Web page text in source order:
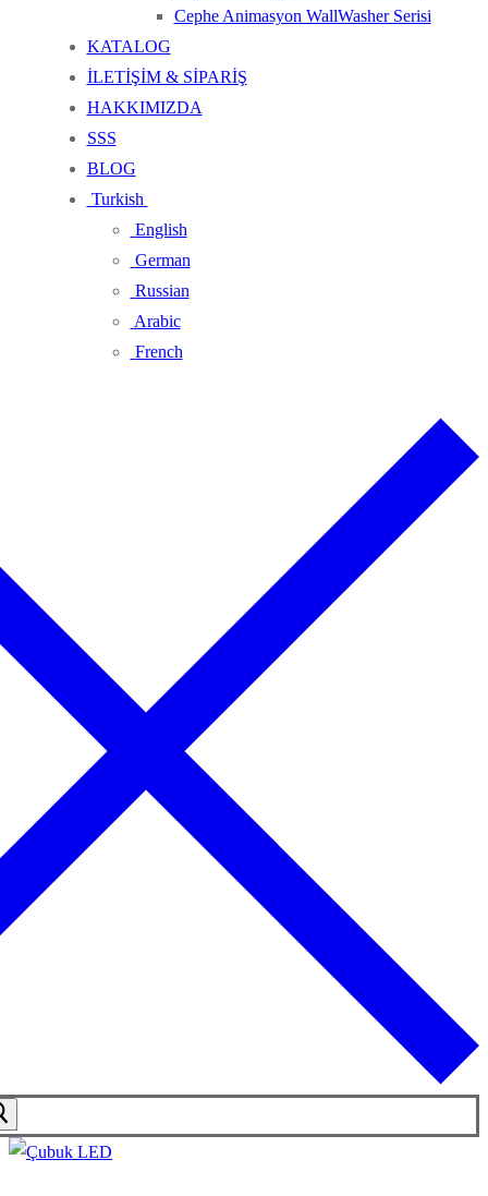
Cephe Animasyon WallWasher Serisi
KATALOG
İLETİŞİM & SİPARİŞ
HAKKIMIZDA
SSS
BLOG
Turkish
English
German
Russian
Arabic
French